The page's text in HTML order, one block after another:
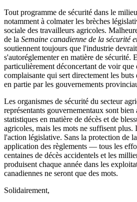
Tout programme de sécurité dans le
notamment à colmater les brèches
sociale des travailleurs agricoles.
de la Semaine canadienne de la sécurité
soutiennent toujours que l'industrie
s'autoréglementer en matière de sécurité.
particulièrement déconcertant de voir que
complaisante qui sert directement les
en partie par les gouvernements
Les organismes de sécurité du secteur
représentants gouvernementaux sont bien
statistiques en matière de décès et de
agricoles, mais les mots ne suffisent plus.
l'action législative. Sans la protection de
application des règlements — tous les
centaines de décès accidentels et les
produisent chaque année dans les
canadiennes ne seront que des mots.
Solidairement,